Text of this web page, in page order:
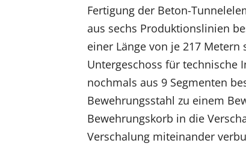
Fertigung der Beton-
aus sechs Produktionslinien
einer Länge von je 217
Untergeschoss für technische
nochmals aus 9 Segmenten
Bewehrungsstahl zu einem
Bewehrungskorb in die
Verschalung miteinander